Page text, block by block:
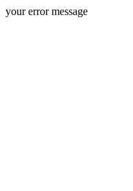
your error message